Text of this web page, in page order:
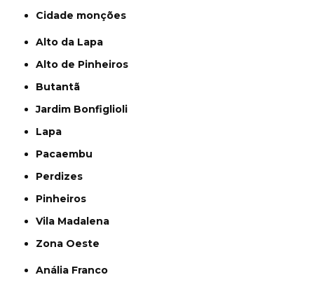
cidade monções
Alto da Lapa
Alto de Pinheiros
Butantã
Jardim Bonfiglioli
Lapa
Pacaembu
Perdizes
Pinheiros
Vila Madalena
Zona Oeste
Anália Franco